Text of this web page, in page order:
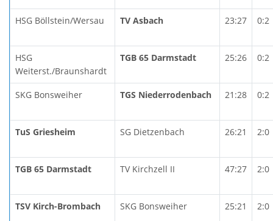
HSG Böllstein/Wersau TV Asbach 23:27 0:2
HSG
Weiterst./Braunshardt
TGB 65 Darmstadt 25:26 0:2
SKG Bonsweiher TGS Niederrodenbach 21:28 0:2
TuS Griesheim SG Dietzenbach 26:21 2:0
TGB 65 Darmstadt TV Kirchzell II 47:27 2:0
TSV Kirch-Brombach SKG Bonsweiher 25:21 2:0